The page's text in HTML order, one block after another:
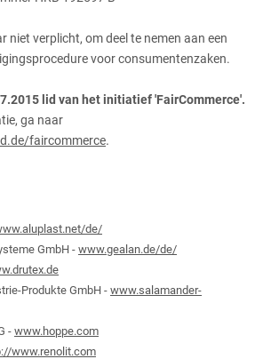
niet verplicht, om deel te nemen aan een
voor consumentenzaken.
lid van het initiatief 'FairCommerce'.
ga naar
faircommerce.
de/
GmbH - www.gealan.de/de/
Produkte GmbH - www.salamander-
- www.hoppe.com
www.renolit.com